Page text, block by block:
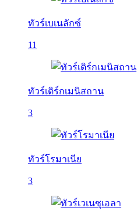
ทัวร์เบเนลักซ์
11
ทัวร์เติร์กเมนิสถาน
3
ทัวร์โรมาเนีย
3